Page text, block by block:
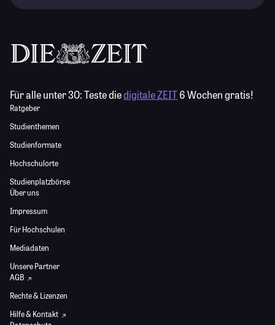
Für alle unter 30:Teste diedigitale ZEIT6 Wochen gratis!
Ratgeber
Studienthemen
Studienformate
Hochschulorte
Studienplatzbörse
Über uns
Impressum
Für Hochschulen
Mediadaten
Unsere Partner
AGB
Rechte & Lizenzen
Hilfe & Kontakt